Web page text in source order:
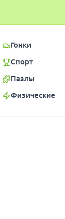
Гонки
Спорт
Пазлы
Физические